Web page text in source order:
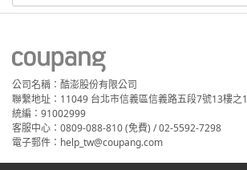
公司名稱：酷澎股份有限公司
聯繫地址：11049 台北市信義區信義路五段7號13樓之1
統編：91002999
客服中心：0809-088-810 (免費) / 02-5592-7298
電子郵件：help_tw@coupang.com